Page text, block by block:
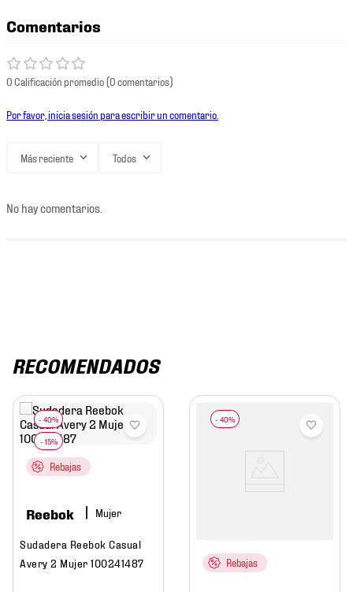
Comentarios
0 Calificación promedio(0 comentarios)
Por favor, inicia sesión para escribir un comentario.
Más reciente Todos
No hay comentarios.
RECOMENDADOS
Rebajas
Reebok Mujer
Sudadera Reebok Casual
Avery 2 Mujer 100241487
Rebajas